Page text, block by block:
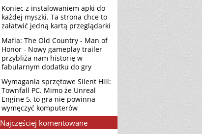
Koniec z instalowaniem apki do
każdej myszki. Ta strona chce to
załatwić jedną kartą przeglądarki
Mafia: The Old Country - Man of
Honor - Nowy gameplay trailer
przybliża nam historię w
fabularnym dodatku do gry
Wymagania sprzętowe Silent Hill:
Townfall PC. Mimo że Unreal
Engine 5, to gra nie powinna
wymęczyć komputerów
Najczęściej komentowane